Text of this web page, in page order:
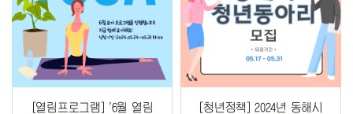
[열림프로그램] '6월 열림
[청년정책] 2024년 동해시